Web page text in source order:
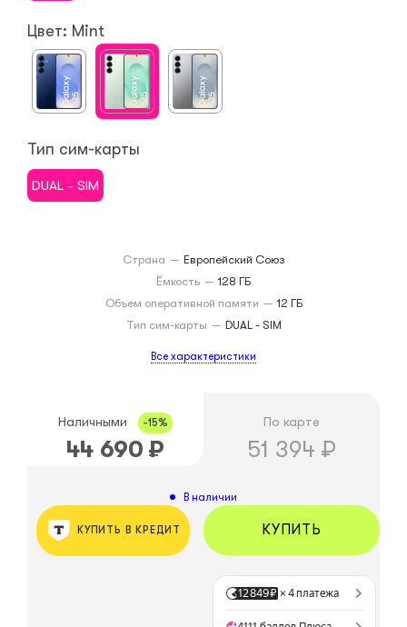
Цвет: Mint
Тип сим-карты
DUAL - SIM
Страна — Европейский Союз
Ёмкость — 128 ГБ
Объем оперативной памяти — 12 ГБ
Тип сим-карты — DUAL - SIM
Все характеристики
Наличными -15%
44 690 ₽
По карте
51 394 ₽
В наличии
КУПИТЬ
КУПИТЬ В КРЕДИТ